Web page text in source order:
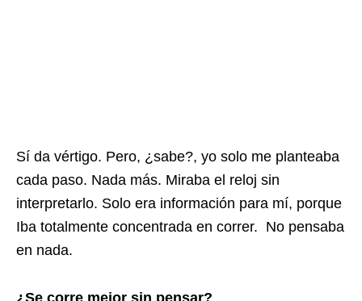
Sí da vértigo. Pero, ¿sabe?, yo solo me planteaba
cada paso. Nada más. Miraba el reloj sin
interpretarlo. Solo era información para mí, porque
Iba totalmente concentrada en correr. No pensaba
en nada.